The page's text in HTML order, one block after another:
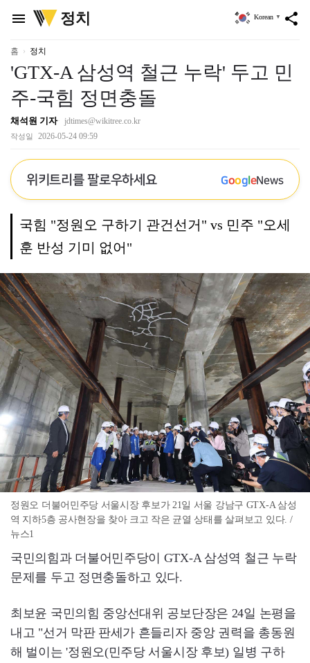
menu
위
키
정치 share
Korean ▼
홈 정치
'GTX-A 삼성역 철근 누락' 두고 민
주-국힘 정면충돌
채석원 기자 jdtimes@wikitree.co.kr
작성일 2026-05-24 09:59
위키트리를 팔로우하세요 GoogleNews
국힘 "정원오 구하기 관건선거" vs 민주 "오세
훈 반성 기미 없어"
정원오 더불어민주당 서울시장 후보가 21일 서울 강남구 GTX-A 삼성
역 지하5층 공사현장을 찾아 크고 작은 균열 상태를 살펴보고 있다. /
뉴스1
국민의힘과 더불어민주당이 GTX-A 삼성역 철근 누락
문제를 두고 정면충돌하고 있다.
최보윤 국민의힘 중앙선대위 공보단장은 24일 논평을
내고 "선거 막판 판세가 흔들리자 중앙 권력을 총동원
해 벌이는 '정원오(민주당 서울시장 후보) 일병 구하